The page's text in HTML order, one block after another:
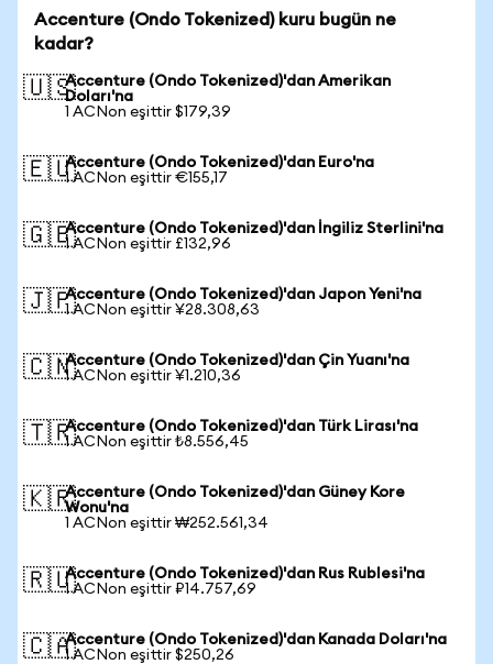
Accenture (Ondo Tokenized) kuru bugün ne
kadar?
🇺🇸Accenture (Ondo Tokenized)'dan Amerikan
Doları'na
1 ACNon eşittir $179,39
🇪🇺Accenture (Ondo Tokenized)'dan Euro'na
1 ACNon eşittir €155,17
🇬🇧Accenture (Ondo Tokenized)'dan İngiliz Sterlini'na
1 ACNon eşittir £132,96
🇯🇵Accenture (Ondo Tokenized)'dan Japon Yeni'na
1 ACNon eşittir ¥28.308,63
🇨🇳Accenture (Ondo Tokenized)'dan Çin Yuanı'na
1 ACNon eşittir ¥1.210,36
🇹🇷Accenture (Ondo Tokenized)'dan Türk Lirası'na
1 ACNon eşittir ₺8.556,45
🇰🇷Accenture (Ondo Tokenized)'dan Güney Kore
Wonu'na
1 ACNon eşittir ₩252.561,34
🇷🇺Accenture (Ondo Tokenized)'dan Rus Rublesi'na
1 ACNon eşittir ₽14.757,69
🇨🇦Accenture (Ondo Tokenized)'dan Kanada Doları'na
1 ACNon eşittir $250,26